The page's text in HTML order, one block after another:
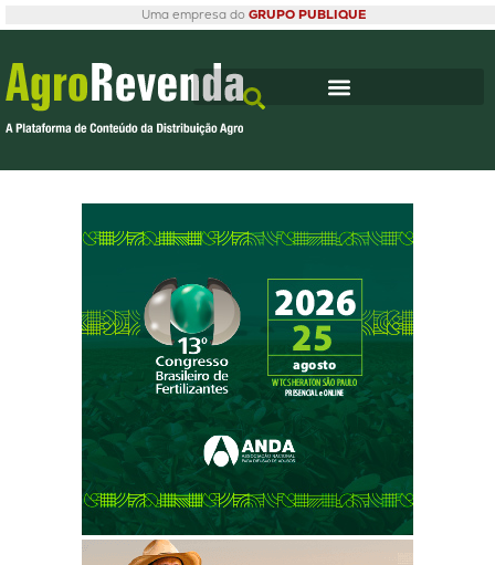
Uma empresa do GRUPO PUBLIQUE